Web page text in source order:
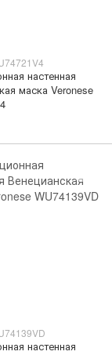
настенная
маска Veronese
настенная